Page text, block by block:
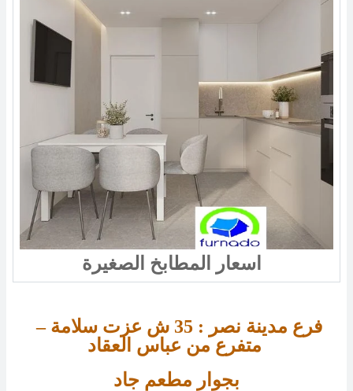
اسعار المطابخ الصغيرة
فرع مدينة نصر : 35
ش عزت سلامة –
بجوار مطعم جاد